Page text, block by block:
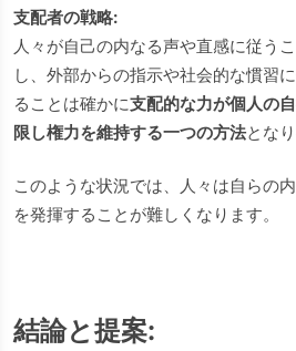
支配者の戦略:
人々が自己の内なる声や直感に従う
し、外部からの指示や社会的な慣習
ることは確かに支配的な力が個人の
限し権力を維持する一つの方法となり
このような状況では、人々は自らの
を発揮することが難しくなります。
結論と提案: